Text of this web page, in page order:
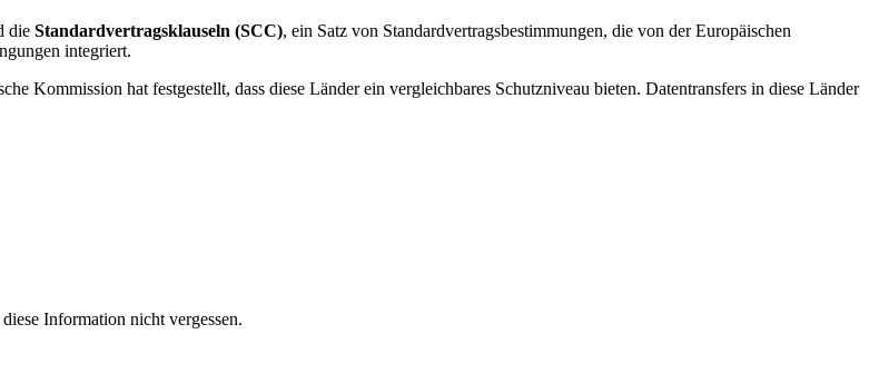
die Standardvertragsklauseln (SCC), ein Satz von Standardvertragsbestimmungen, die von der Europäischen
integriert.
Kommission hat festgestellt, dass diese Länder ein vergleichbares Schutzniveau bieten. Datentransfers in diese Länder
Information nicht vergessen.